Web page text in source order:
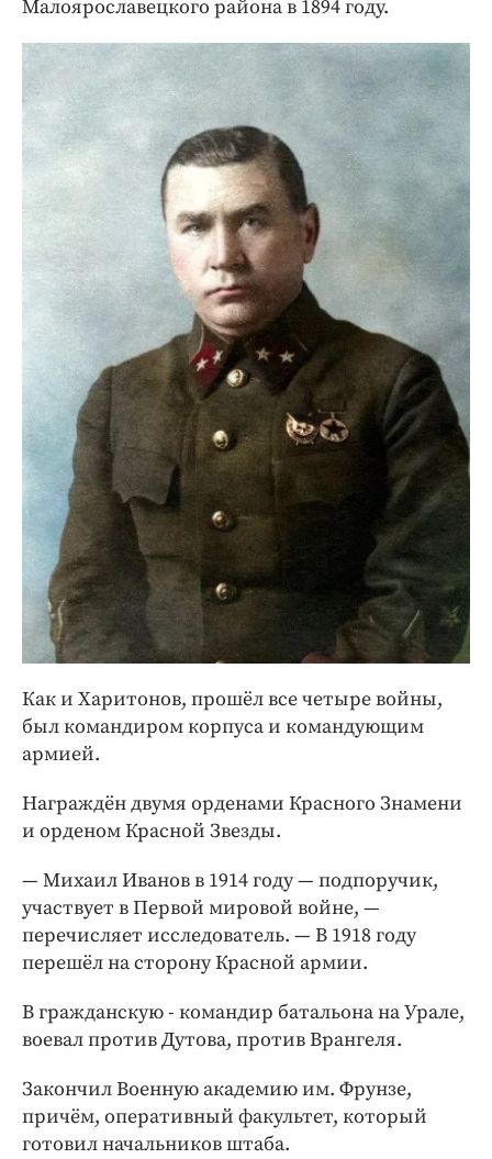
Малоярославецкого района в 1894 году.
Как и Харитонов, прошёл все четыре войны,
был командиром корпуса и командующим
армией.
Награждён двумя орденами Красного Знамени
и орденом Красной Звезды.
— Михаил Иванов в 1914 году — подпоручик,
участвует в Первой мировой войне, —
перечисляет исследователь. — В 1918 году
перешёл на сторону Красной армии.
В гражданскую - командир батальона на Урале,
воевал против Дутова, против Врангеля.
Закончил Военную академию им. Фрунзе,
причём, оперативный факультет, который
готовил начальников штаба.